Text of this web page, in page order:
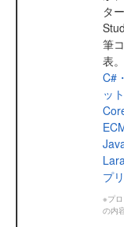
タ
筆
表
C#
ッ
プ
※プ
の内